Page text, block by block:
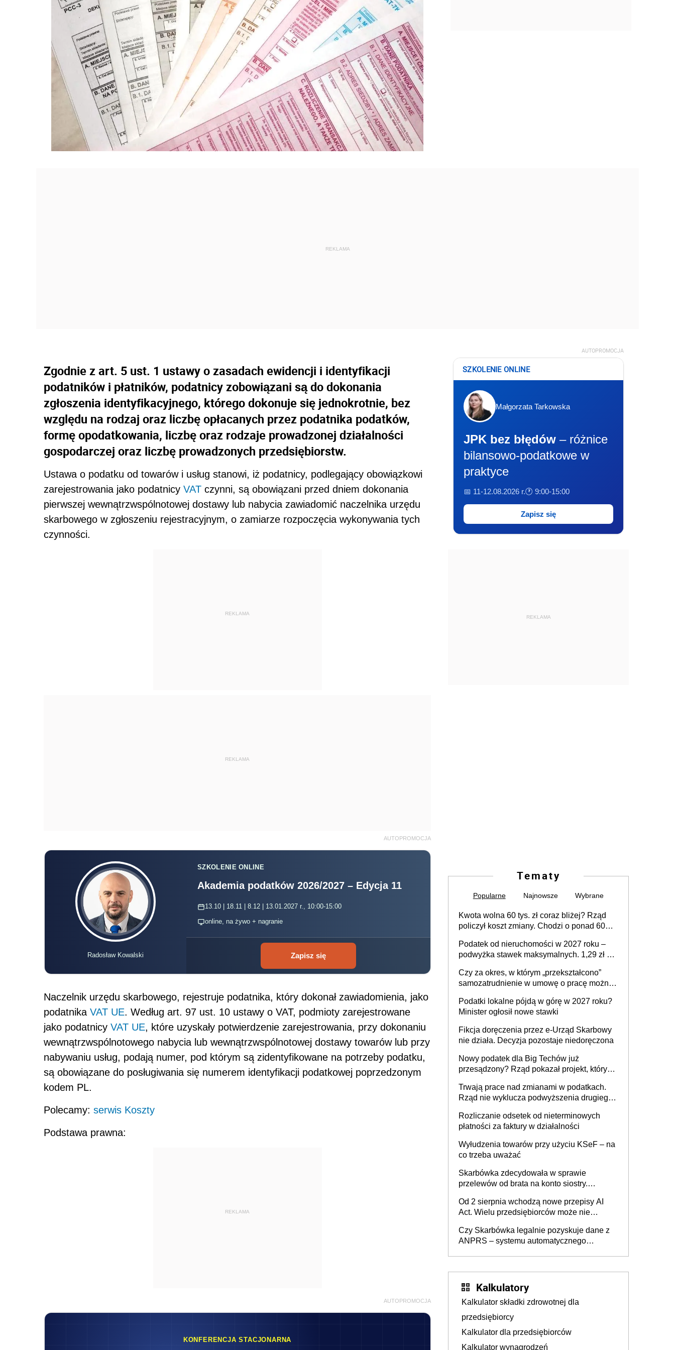
Zgodnie z art. 5 ust. 1 ustawy o zasadach ewidencji i identyfikacji
podatników i płatników, podatnicy zobowiązani są do dokonania
zgłoszenia identyfikacyjnego, którego dokonuje się jednokrotnie, bez
względu na rodzaj oraz liczbę opłacanych przez podatnika podatków,
formę opodatkowania, liczbę oraz rodzaje prowadzonej działalności
gospodarczej oraz liczbę prowadzonych przedsiębiorstw.
Ustawa o podatku od towarów i usług stanowi, iż podatnicy, podlegający obowiązkowi
zarejestrowania jako podatnicy VAT czynni, są obowiązani przed dniem dokonania
pierwszej wewnątrzwspólnotowej dostawy lub nabycia zawiadomić naczelnika urzędu
skarbowego w zgłoszeniu rejestracyjnym, o zamiarze rozpoczęcia wykonywania tych
czynności.
REKLAMA
REKLAMA
AUTOPROMOCJA
Radosław Kowalski
SZKOLENIE ONLINE
Akademia podatków 2026/2027 – Edycja 11
13.10 | 18.11 | 8.12 | 13.01.2027 r., 10:00-15:00
online, na żywo + nagranie
Zapisz się
Naczelnik urzędu skarbowego, rejestruje podatnika, który dokonał zawiadomienia, jako
podatnika VAT UE. Według art. 97 ust. 10 ustawy o VAT, podmioty zarejestrowane
jako podatnicy VAT UE, które uzyskały potwierdzenie zarejestrowania, przy dokonaniu
wewnątrzwspólnotowego nabycia lub wewnątrzwspólnotowej dostawy towarów lub przy
nabywaniu usług, podają numer, pod którym są zidentyfikowane na potrzeby podatku,
są obowiązane do posługiwania się numerem identyfikacji podatkowej poprzedzonym
kodem PL.
Polecamy: serwis Koszty
Podstawa prawna:
REKLAMA
AUTOPROMOCJA
KONFERENCJA STACJONARNA
AUTOPROMOCJA
SZKOLENIE ONLINE
Małgorzata Tarkowska
JPK bez błędów – różnice
bilansowo-podatkowe w
praktyce
📅 11-12.08.2026 r.🕐 9:00-15:00
Zapisz się
REKLAMA
Tematy
Popularne Najnowsze Wybrane
Kwota wolna 60 tys. zł coraz bliżej? Rząd
policzył koszt zmiany. Chodzi o ponad 60
Podatek od nieruchomości w 2027 roku –
podwyżka stawek maksymalnych. 1,29 zł za
budynków i lokali związanych z
prowadzeniem działalności gospodarczej
Czy za okres, w którym „przekształcono”
samozatrudnienie w umowę o pracę można
umowy cywilnoprawnej jedynym
racjonalnym wyjściem
Podatki lokalne pójdą w górę w 2027 roku?
Minister ogłosił nowe stawki
Fikcja doręczenia przez e-Urząd Skarbowy
nie działa. Decyzja pozostaje niedoręczona
Nowy podatek dla Big Techów już
przesądzony? Rząd pokazał projekt, który
Trwają prace nad zmianami w podatkach.
Rząd nie wyklucza podwyższenia drugiego
Rozliczanie odsetek od nieterminowych
płatności za faktury w działalności
Wyłudzenia towarów przy użyciu KSeF – na
co trzeba uważać
Skarbówka zdecydowała w sprawie
przelewów od brata na konto siostry.
darowizna, ale podatku jednak nie będzie
Od 2 sierpnia wchodzą nowe przepisy AI
Act. Wielu przedsiębiorców może nie
Czy Skarbówka legalnie pozyskuje dane z
ANPRS – systemu automatycznego
Kalkulatory
Kalkulator składki zdrowotnej dla
przedsiębiorcy
Kalkulator dla przedsiębiorców
Kalkulator wynagrodzeń